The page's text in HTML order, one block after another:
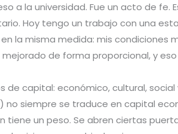
a la universidad. Fue un acto de fe.
Hoy tengo un trabajo con una
la misma medida: mis
de forma proporcional, y
de capital: económico, cultural,
siempre se traduce en capital
tiene un peso. Se abren ciertas